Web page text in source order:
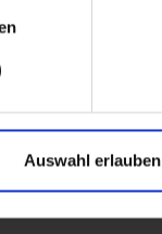
Auswahl erlauben